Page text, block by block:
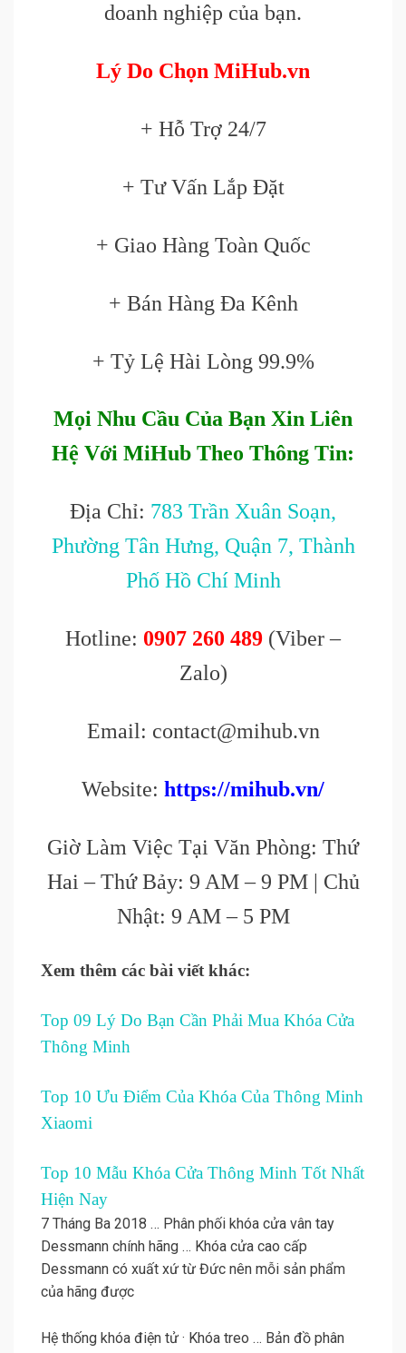
doanh nghiệp của bạn.
Lý Do Chọn MiHub.vn
+ Hỗ Trợ 24/7
+ Tư Vấn Lắp Đặt
+ Giao Hàng Toàn Quốc
+ Bán Hàng Đa Kênh
+ Tỷ Lệ Hài Lòng 99.9%
Mọi Nhu Cầu Của Bạn Xin Liên
Hệ Với MiHub Theo Thông Tin:
Địa Chỉ: 783 Trần Xuân Soạn,
Phường Tân Hưng, Quận 7, Thành
Phố Hồ Chí Minh
Hotline: 0907 260 489 (Viber –
Zalo)
Email: contact@mihub.vn
Website: https://mihub.vn/
Giờ Làm Việc Tại Văn Phòng: Thứ
Hai – Thứ Bảy: 9 AM – 9 PM | Chủ
Nhật: 9 AM – 5 PM
Xem thêm các bài viết khác:
Top 09 Lý Do Bạn Cần Phải Mua Khóa Cửa
Thông Minh
Top 10 Ưu Điểm Của Khóa Của Thông Minh
Xiaomi
Top 10 Mẫu Khóa Cửa Thông Minh Tốt Nhất
Hiện Nay
7 Tháng Ba 2018 … Phân phối khóa cửa vân tay
Dessmann chính hãng … Khóa cửa cao cấp
Dessmann có xuất xứ từ Đức nên mỗi sản phẩm
của hãng được
Hệ thống khóa điện tử · Khóa treo … Bản đồ phân